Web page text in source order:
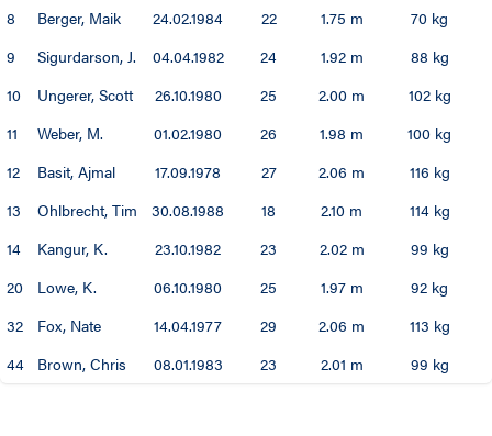
8
Berger, Maik 24.02.1984 22 1.75 m
70 kg
9
Sigurdarson, J. 04.04.1982 24 1.92 m
88 kg
10
Ungerer, Scott 26.10.1980 25 2.00 m
102 kg
11
Weber, M. 01.02.1980 26 1.98 m
100 kg
12
Basit, Ajmal 17.09.1978 27 2.06 m
116 kg
13
Ohlbrecht, Tim 30.08.1988 18 2.10 m
114 kg
14
Kangur, K. 23.10.1982 23 2.02 m
99 kg
20
Lowe, K. 06.10.1980 25 1.97 m
92 kg
32
Fox, Nate 14.04.1977 29 2.06 m
113 kg
44
Brown, Chris 08.01.1983 23 2.01 m 99 kg